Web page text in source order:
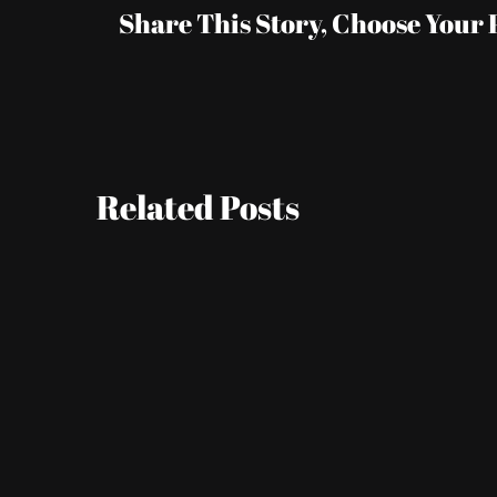
Share This Story, Choose
Related Posts